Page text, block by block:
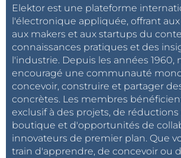
Elektor est une plateforme
l'électronique appliquée, offrant
aux makers et aux startups du
connaissances pratiques et des
l'industrie. Depuis les années 1960,
encouragé une communauté
concevoir, construire et partager
concrètes. Les membres
exclusif à des projets, de
boutique et d'opportunités de
innovateurs de premier plan. Que
train d'apprendre, de concevoir ou